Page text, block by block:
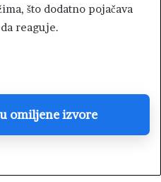
što dodatno pojačava
reaguje.
omiljene izvore